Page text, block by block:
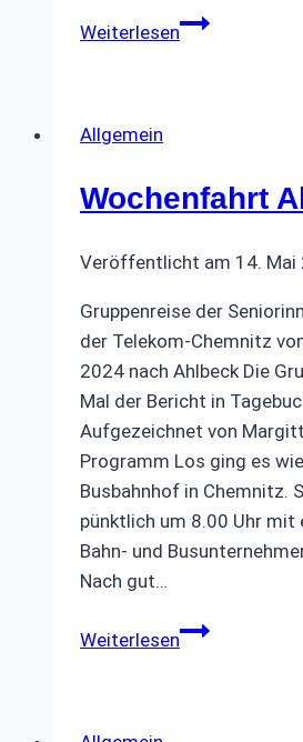
Weiterlesen
Allgemein
Wochenfahrt
Veröffentlicht am 14. Mai
Gruppenreise der
der Telekom-Chemnitz
2024 nach Ahlbeck Die
Mal der Bericht in
Aufgezeichnet von
Programm Los ging es
Busbahnhof in Chemnitz.
pünktlich um 8.00 Uhr mit
Bahn- und
Nach gut…
WeiterlesenWochenfahrt